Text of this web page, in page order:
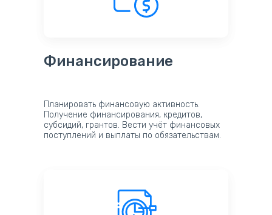
Финансирование
Планировать финансовую активность.
Получение финансирования, кредитов,
субсидий, грантов. Вести учёт финансовых
поступлений и выплаты по обязательствам.